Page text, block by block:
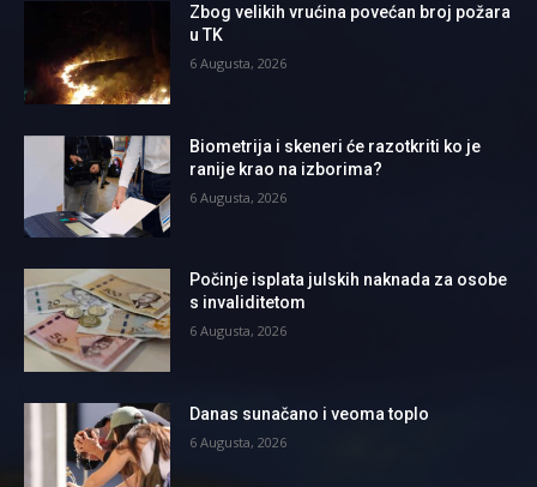
Zbog velikih vrućina povećan broj požara
u TK
6 Augusta, 2026
Biometrija i skeneri će razotkriti ko je
ranije krao na izborima?
6 Augusta, 2026
Počinje isplata julskih naknada za osobe
s invaliditetom
6 Augusta, 2026
Danas sunačano i veoma toplo
6 Augusta, 2026